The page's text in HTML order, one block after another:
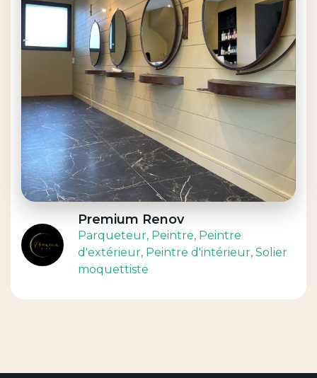
Premium Renov
Parqueteur, Peintre, Peintre
d'extérieur, Peintre d'intérieur, Solier
moquettiste